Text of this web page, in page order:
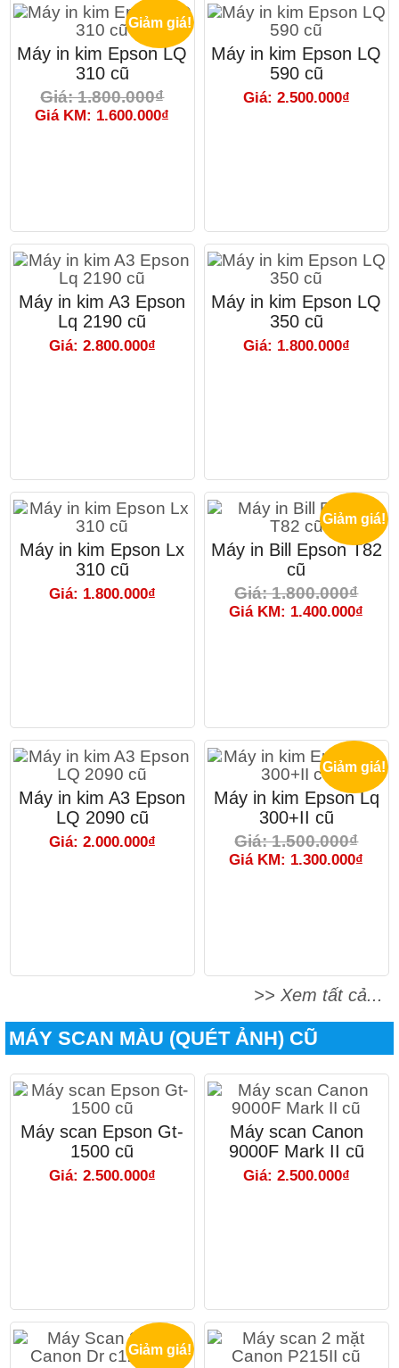
Giảm giá!
Máy in kim Epson LQ
310 cũ
Giá: 1.800.000₫
Giá KM: 1.600.000₫
Máy in kim Epson LQ
590 cũ
Giá: 2.500.000₫
Máy in kim A3 Epson
Lq 2190 cũ
Giá: 2.800.000₫
Máy in kim Epson LQ
350 cũ
Giá: 1.800.000₫
Máy in kim Epson Lx
310 cũ
Giá: 1.800.000₫
Giảm giá!
Máy in Bill Epson T82
cũ
Giá: 1.800.000₫
Giá KM: 1.400.000₫
Máy in kim A3 Epson
LQ 2090 cũ
Giá: 2.000.000₫
Giảm giá!
Máy in kim Epson Lq
300+II cũ
Giá: 1.500.000₫
Giá KM: 1.300.000₫
>> Xem tất cả...
MÁY SCAN MÀU (QUÉT ẢNH) CŨ
Máy scan Epson Gt-
1500 cũ
Giá: 2.500.000₫
Máy scan Canon
9000F Mark II cũ
Giá: 2.500.000₫
Giảm giá!